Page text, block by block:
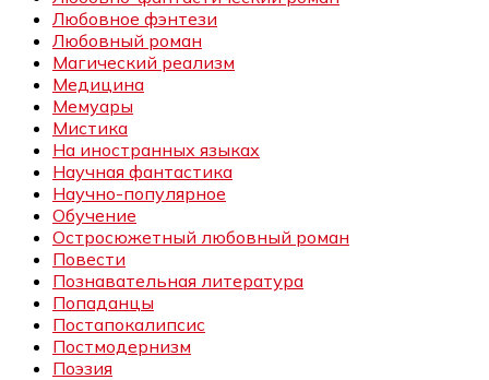
Любовное фэнтези
Любовный роман
Магический реализм
Медицина
Мемуары
Мистика
На иностранных языках
Научная фантастика
Научно-популярное
Обучение
Остросюжетный любовный роман
Повести
Познавательная литература
Попаданцы
Постапокалипсис
Постмодернизм
Поэзия